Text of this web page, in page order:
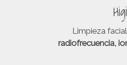
Limpieza
radiofrecuencia,